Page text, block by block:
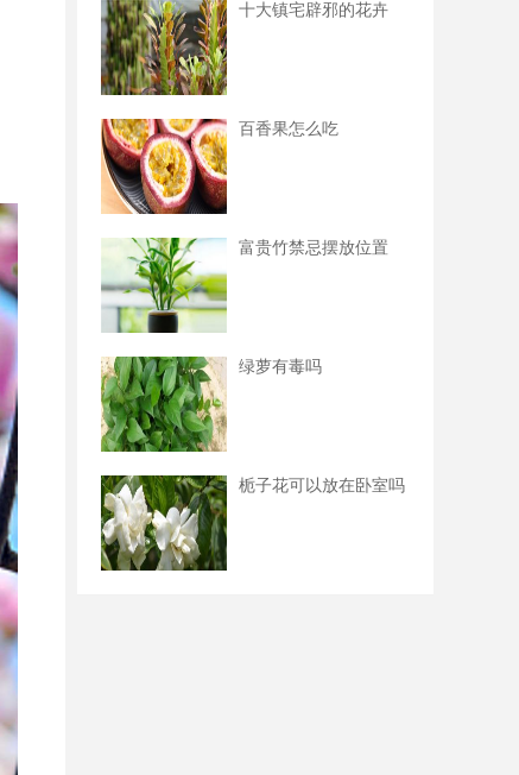
十大镇宅辟邪的花卉
百香果怎么吃
富贵竹禁忌摆放位置
绿萝有毒吗
栀子花可以放在卧室吗